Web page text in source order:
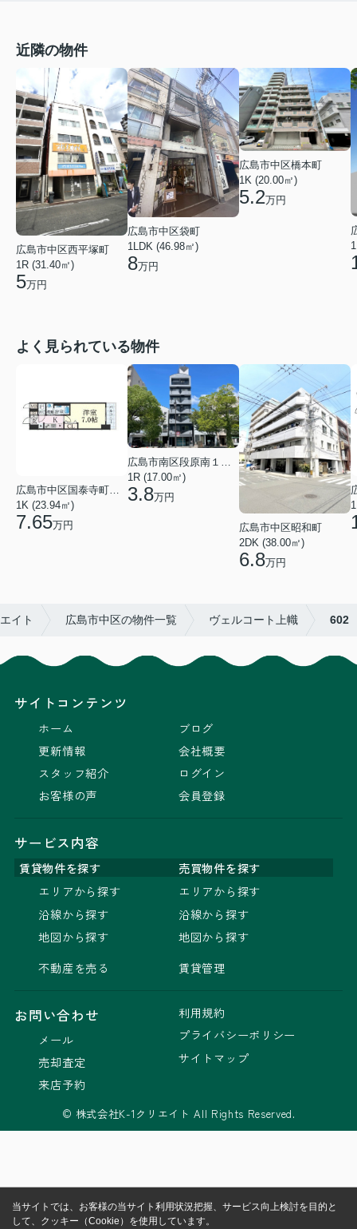
近隣の物件
広島市中区西平塚町
1R (31.40㎡)
5万円
広島市中区袋町
1LDK (46.98㎡)
8万円
広島市中区橋本町
1K (20.00㎡)
5.2万円
よく見られている物件
広島市中区国泰寺町２丁目
1K (23.94㎡)
7.65万円
広島市南区段原南１丁目
1R (17.00㎡)
3.8万円
広島市中区昭和町
2DK (38.00㎡)
6.8万円
イト 広島市中区の物件一覧 ヴェルコート上幟 602
サイトコンテンツ
ホーム
更新情報
スタッフ紹介
お客様の声
ブログ
会社概要
ログイン
会員登録
サービス内容
賃貸物件を探す
売買物件を探す
エリアから探す
沿線から探す
地図から探す
不動産を売る
エリアから探す
沿線から探す
地図から探す
賃貸管理
お問い合わせ
メール
売却査定
来店予約
利用規約
プライバシーポリシー
サイトマップ
© 株式会社K-1クリエイト All Rights Reserved.
当サイトでは、お客様の当サイト利用状況把握、サービス向上検討を目的と
して、クッキー（Cookie）を使用しています。